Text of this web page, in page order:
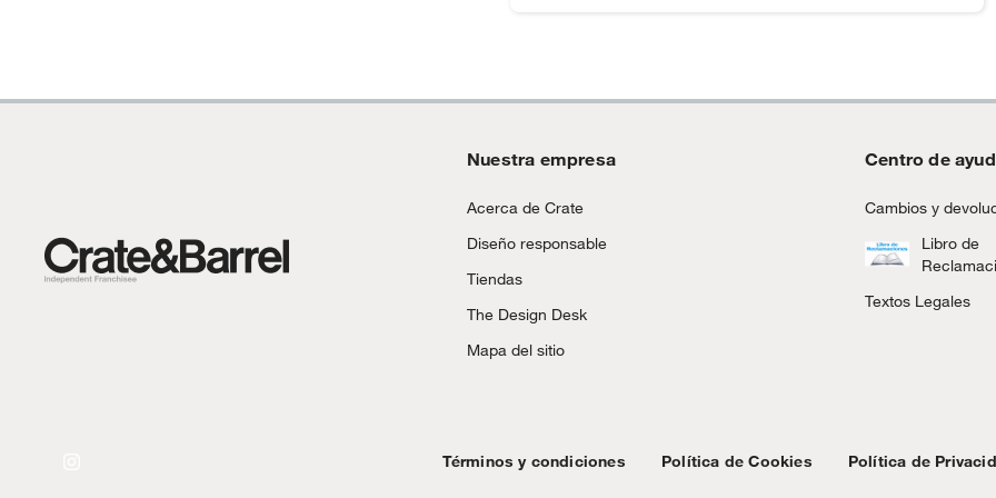
Nuestra empresa
Acerca de Crate
Diseño responsable
Tiendas
The Design Desk
Mapa del sitio
Centro de
Cambios y
Libro de
Textos Legales
Términos y condiciones Política de Cookies Política de